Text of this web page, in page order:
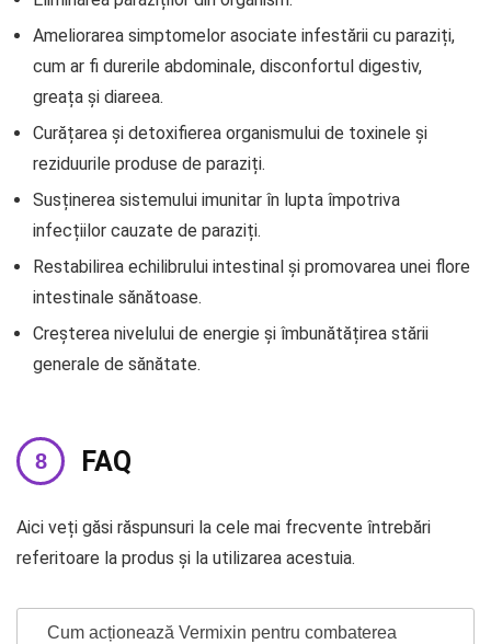
Ameliorarea simptomelor asociate infestării cu paraziți,
cum ar fi durerile abdominale, disconfortul digestiv,
greața și diareea.
Curățarea și detoxifierea organismului de toxinele și
reziduurile produse de paraziți.
Susținerea sistemului imunitar în lupta împotriva
infecțiilor cauzate de paraziți.
Restabilirea echilibrului intestinal și promovarea unei flore
intestinale sănătoase.
Creșterea nivelului de energie și îmbunătățirea stării
generale de sănătate.
FAQ
Aici veți găsi răspunsuri la cele mai frecvente întrebări
referitoare la produs și la utilizarea acestuia.
Cum acționează Vermixin pentru combaterea